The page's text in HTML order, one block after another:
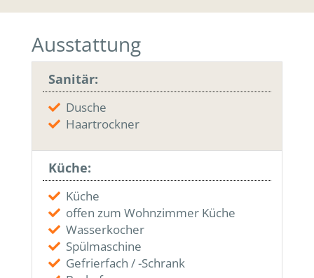
Ausstattung
Sanitär:
Dusche
Haartrockner
Küche:
Küche
offen zum Wohnzimmer Küche
Wasserkocher
Spülmaschine
Gefrierfach / -Schrank